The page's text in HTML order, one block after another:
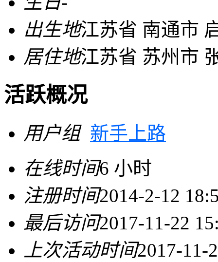
出生地江苏省 南通市
居住地江苏省 苏州市
活跃概况
用户组 新手上路
在线时间6 小时
注册时间2014-2-12
最后访问2017-11-22
上次活动时间2017-11-